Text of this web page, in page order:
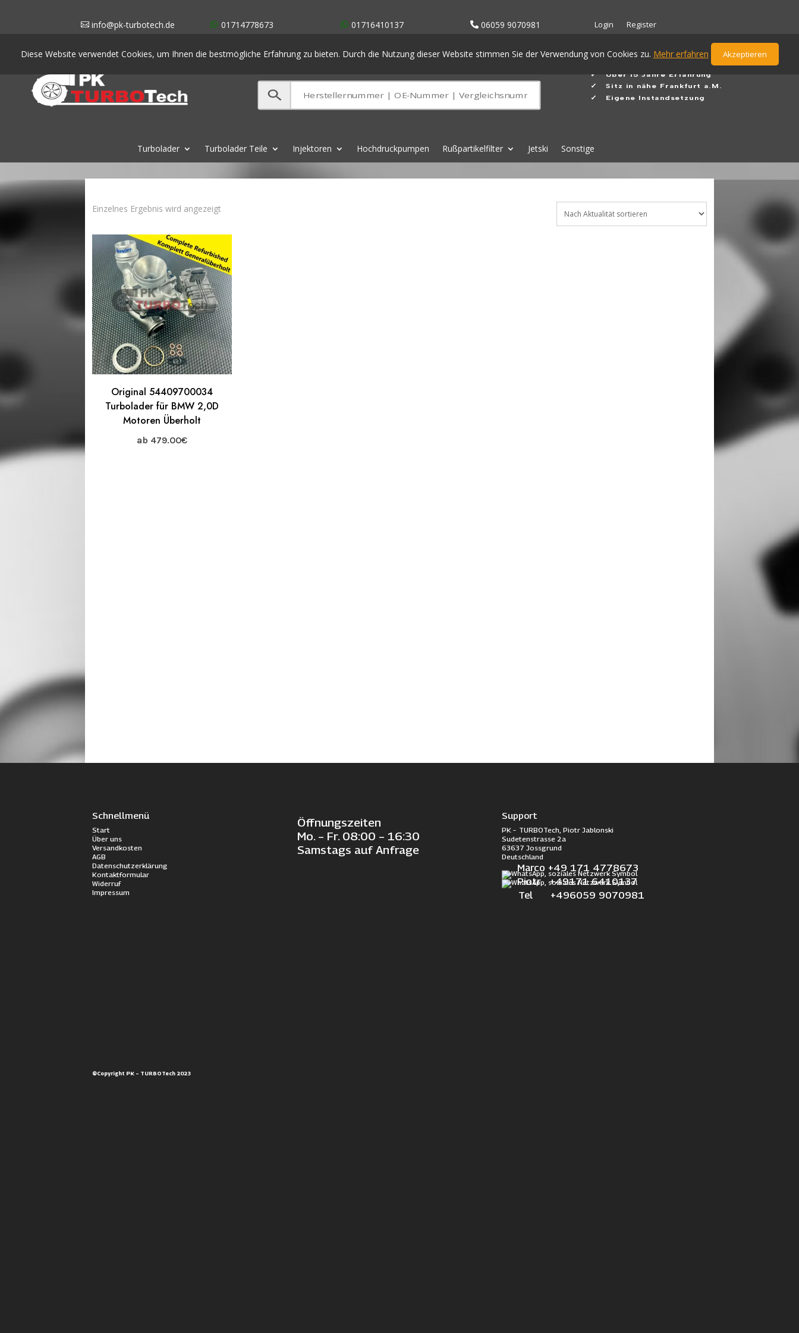
info@pk-turbotech.de
Diese Website verwendet Cookies, um Ihnen die bestmögliche Erfahrung zu bieten. Durch die Nutzung dieser Website stimmen Sie der Verwendung von Cookies zu. Mehr erfahren Akzeptieren
01714778673 01716410137 06059 9070981 Login Register
✓ Über 15 Jahre Erfahrung
✓Sitz in nähe Frankfurt a.M.
✓ Eigene Instandsetzung
Turbolader Turbolader Teile Injektoren Hochdruckpumpen Rußpartikelfilter Jetski Sonstige
Einzelnes Ergebnis wird angezeigt
Original 54409700034
Turbolader für BMW 2,0D
Motoren Überholt
ab 479.00€
Schnellmenü
Start
Über uns
Versandkosten
AGB
Datenschutzerklärung
Kontaktformular
Widerruf
Impressum
Öffnungszeiten
Mo. – Fr. 08:00 – 16:30
Samstags auf Anfrage
Support
PK – TURBOTech, Piotr Jablonski
Sudetenstrasse 2a
63637 Jossgrund
Deutschland
Marco +49 171 4778673
Piotr +49171 6410137
Tel +496059 9070981
©Copyright PK – TURBOTech 2023